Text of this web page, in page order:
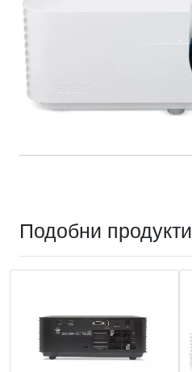
Подобни продукти